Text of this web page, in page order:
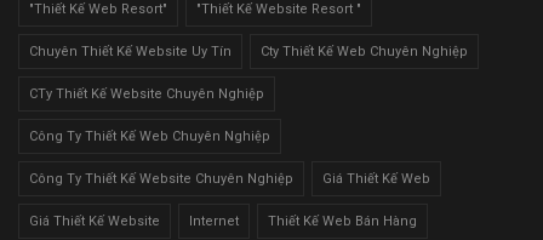
"Thiết Kế Web Resort" "Thiết Kế Website Resort "
Chuyên Thiết Kế Website Uy Tín Cty Thiết Kế Web Chuyên Nghiệp
CTy Thiết Kế Website Chuyên Nghiệp
Công Ty Thiết Kế Web Chuyên Nghiệp
Công Ty Thiết Kế Website Chuyên Nghiệp Giá Thiết Kế Web
Giá Thiết Kế Website Internet Thiết Kế Web Bán Hàng